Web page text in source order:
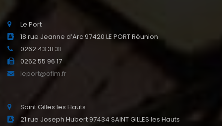
Le Port
18 rue Jeanne d’Arc 97420 LE PORT Réunion
0262 43 31 31
0262 55 96 17
leport@ofim.fr
Saint Gilles les Hauts
21 rue Joseph Hubert 97434 SAINT GILLES les Hauts